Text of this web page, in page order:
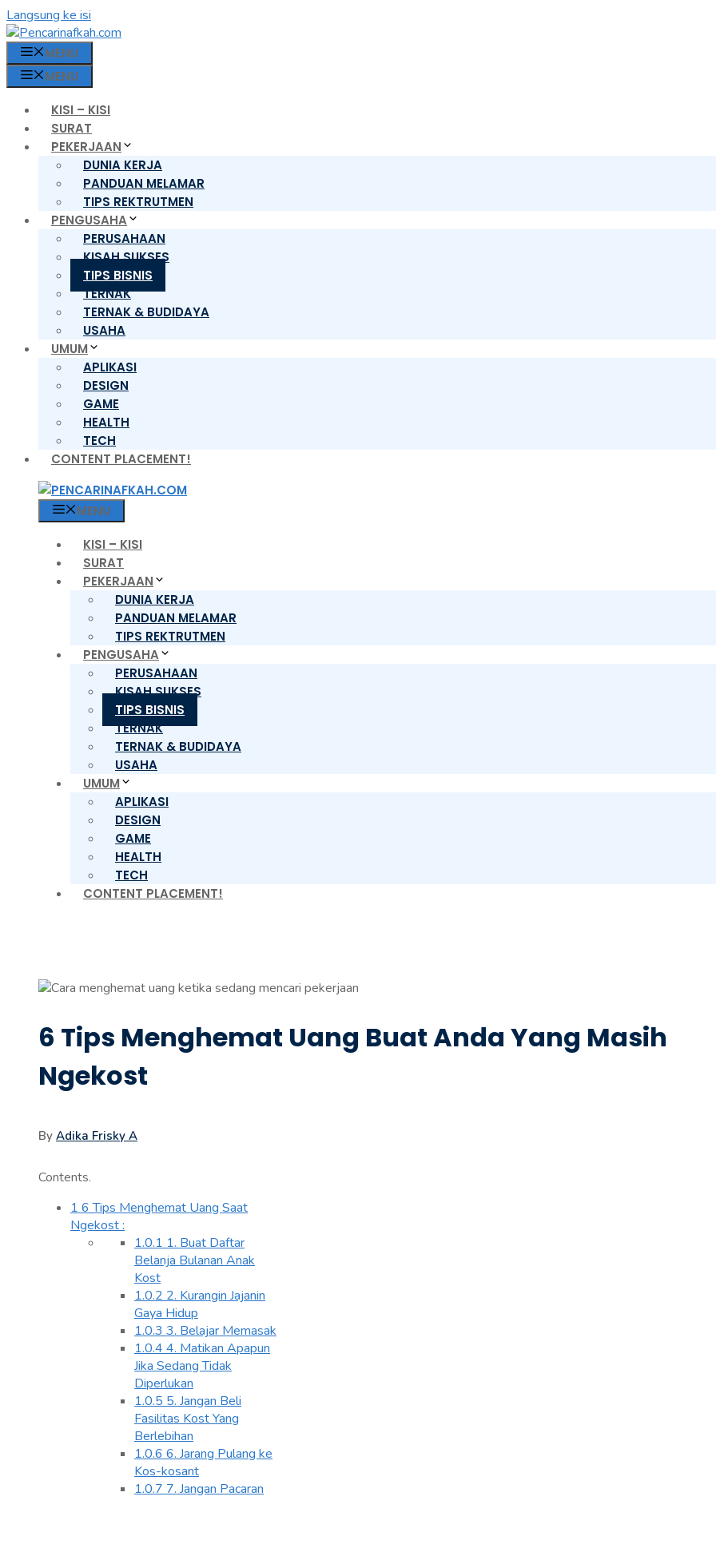
Langsung ke isi
MENU
MENU
KISI – KISI
SURAT
PEKERJAAN
DUNIA KERJA
PANDUAN MELAMAR
TIPS REKTRUTMEN
PENGUSAHA
PERUSAHAAN
KISAH SUKSES
TIPS BISNIS
TERNAK
TERNAK & BUDIDAYA
USAHA
UMUM
APLIKASI
DESIGN
GAME
HEALTH
TECH
CONTENT PLACEMENT!
MENU
KISI – KISI
SURAT
PEKERJAAN
DUNIA KERJA
PANDUAN MELAMAR
TIPS REKTRUTMEN
PENGUSAHA
PERUSAHAAN
KISAH SUKSES
TIPS BISNIS
TERNAK
TERNAK & BUDIDAYA
USAHA
UMUM
APLIKASI
DESIGN
GAME
HEALTH
TECH
CONTENT PLACEMENT!
6 Tips Menghemat Uang Buat Anda Yang Masih
Ngekost
By Adika Frisky A
Contents.
1 6 Tips Menghemat Uang Saat
Ngekost :
1.0.1 1. Buat Daftar
Belanja Bulanan Anak
Kost
1.0.2 2. Kurangin Jajanin
Gaya Hidup
1.0.3 3. Belajar Memasak
1.0.4 4. Matikan Apapun
Jika Sedang Tidak
Diperlukan
1.0.5 5. Jangan Beli
Fasilitas Kost Yang
Berlebihan
1.0.6 6. Jarang Pulang ke
Kos-kosant
1.0.7 7. Jangan Pacaran